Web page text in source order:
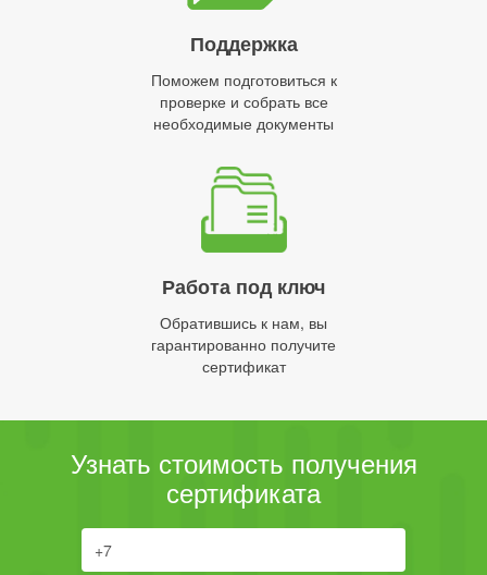
Поддержка
Поможем подготовиться к
проверке и собрать все
необходимые документы
Работа под ключ
Обратившись к нам, вы
гарантированно получите
сертификат
Узнать стоимость получения
сертификата